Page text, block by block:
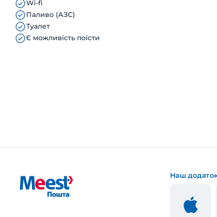
Wi-fi
Паливо (АЗС)
Туалет
Є можливість поїсти
Наш